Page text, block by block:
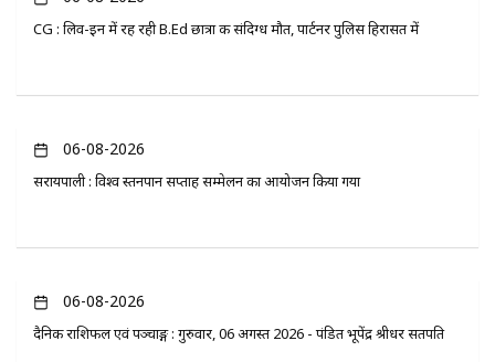
CG : लिव-इन में रह रही B.Ed छात्रा की संदिग्ध मौत, पार्टनर पुलिस हिरासत में
06-08-2026
सरायपाली : विश्व स्तनपान सप्ताह सम्मेलन का आयोजन किया गया
06-08-2026
दैनिक राशिफल एवं पञ्चाङ्ग : गुरुवार, 06 अगस्त 2026 - पंडित भूपेंद्र श्रीधर सतपति